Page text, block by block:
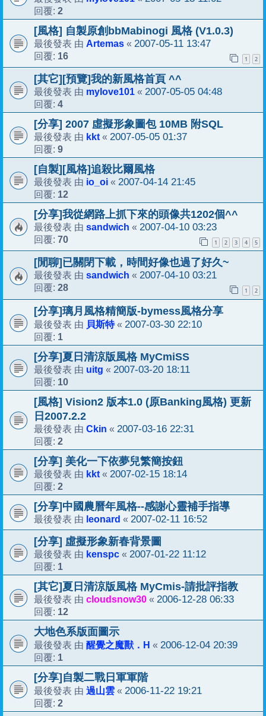
回覆: 2
[風格] 自製原創bbMabinogi 風格 (V1.0.3)
最後發表 由 Artemas « 2007-05-11 13:47
回覆: 16 1 2
[其它][預覽]我的新風格首頁 ^^
最後發表 由 mylove101 « 2007-05-05 04:48
回覆: 4
[分享] 2007 虛擬形象圖包 10MB 附SQL
最後發表 由 kkt « 2007-05-05 01:37
回覆: 9
[自製][風格]追殺比爾風格
最後發表 由 io_oi « 2007-04-14 21:45
回覆: 12
[分享]我從網路上抓下來的頭像共1202個^^
最後發表 由 sandwich « 2007-04-10 03:23
回覆: 70 1 2 3 4 5
[閒聊]已關閉下載，時間好像也過了好久~
最後發表 由 sandwich « 2007-04-10 03:21
回覆: 28 1 2
[分享]璃月風格精簡版-bymess風格分享
最後發表 由 貝斯特« 2007-03-30 22:10
回覆: 1
[分享]夏日清涼版風格 MyCmiSS
最後發表 由 uitg « 2007-03-20 18:11
回覆: 10
[風格] Vision2 版本1.0 (原Banking風格) 更新
日2007.2.2
最後發表 由 Ckin « 2007-03-16 22:31
回覆: 2
[分享] 美化一下依夢兒繁簡按鈕
最後發表 由 kkt « 2007-02-15 18:14
回覆: 2
[分享]中國農曆年風格--感謝心靈補手指導
最後發表 由 leonard « 2007-02-11 16:52
[分享] 虛擬形象新春背景圖
最後發表 由 kenspc « 2007-01-22 11:12
回覆: 1
[其它]夏日清涼版風格 MyCmis-請批評指教
最後發表 由 cloudsnow30 « 2006-12-28 06:33
回覆: 12
大地色系版面圖示
最後發表 由 醒覺之魔獸．H « 2006-12-04 20:39
回覆: 1
[分享]自製二戰日軍軍階
最後發表 由 過山雲 « 2006-11-22 19:21
回覆: 2